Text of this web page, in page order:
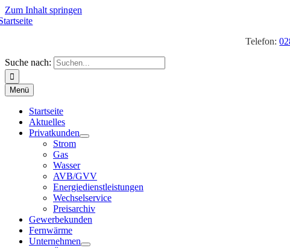
Zum Inhalt springen
Telefon:
Suche nach:
Menü
Startseite
Aktuelles
Privatkunden
Strom
Gas
Wasser
AVB/GVV
Energiedienstleistungen
Wechselservice
Preisarchiv
Gewerbekunden
Fernwärme
Unternehmen